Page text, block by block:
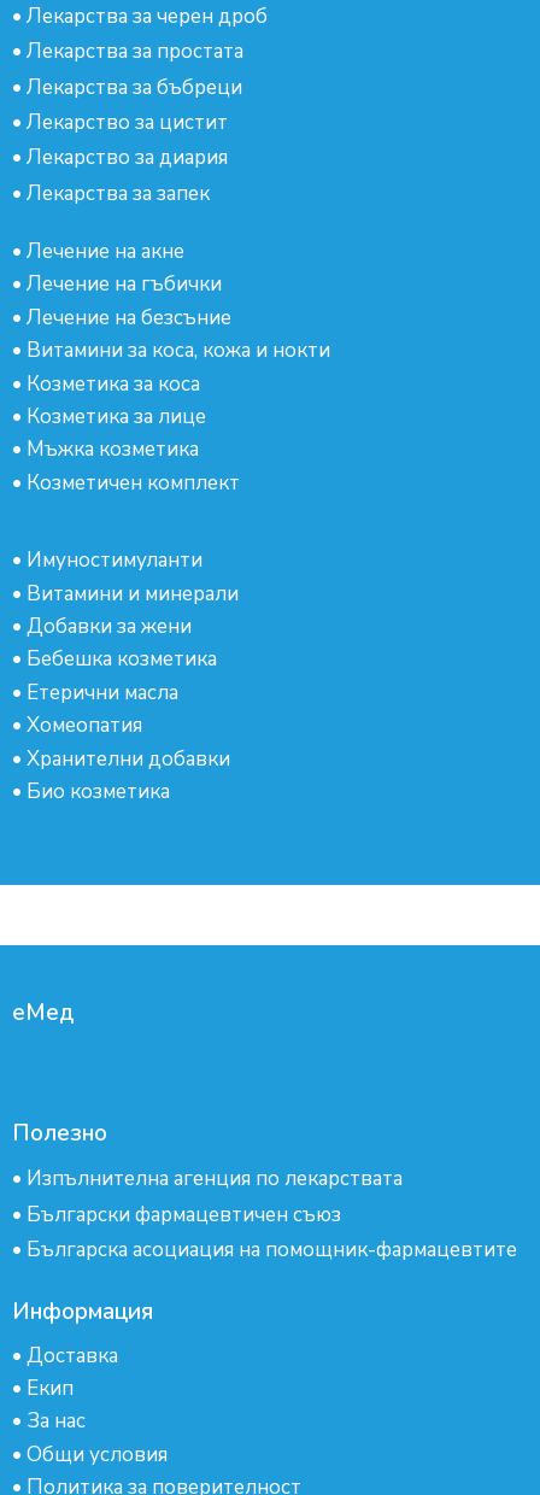
• Лекарства за черен дроб
• Лекарства за простата
• Лекарства за бъбреци
• Лекарство за цистит
• Лекарство за диария
• Лекарства за запек
• Лечение на акне
• Лечение на гъбички
• Лечение на безсъние
• Витамини за коса, кожа и нокти
• Козметика за коса
• Козметика за лице
• Мъжка козметика
• Козметичен комплект
• Имуностимуланти
• Витамини и минерали
• Добавки за жени
• Бебешка козметика
• Етерични масла
• Хомеопатия
• Хранителни добавки
• Био козметика
еМед
Полезно
• Изпълнителна агенция по лекарствата
• Български фармацевтичен съюз
• Българска асоциация на помощник-фармацевтите
Информация
• Доставка
• Екип
• За нас
• Общи условия
• Политика за поверителност